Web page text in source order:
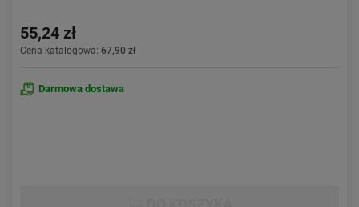
55,24 zł
Cena katalogowa: 67,90 zł
Darmowa dostawa